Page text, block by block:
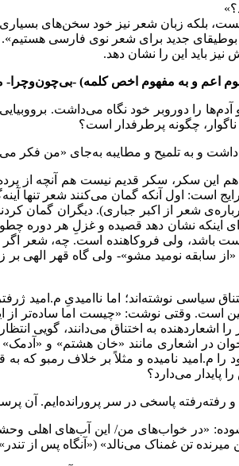
بلکه زبان شعر نیز خود سخن‌های بسیاری
جدید برای شعر نوی فارسی
باید این را نشان دهد.
اعم و به مفهوم اخص کلمه) -
را دوروبر خود نگاه می‌داشت.
ناگوار، چگونه پرطرفدار است؟
و به تلمیح و مطایبه به‌جای «من فکر
هم این سکر، سکر قدیم نیست هم آنچه از
است: اول آنکه گمان می‌کنند شعر تنها
شعر از اکبر جباری). دیگران گمان
اینکه نشان دهد قصیده و غزلِ هر دوره
باشد، ولی فروکاهنده است. چه، شعر
نومید مشو»- ولی گاه قهر الهی بر
سیاسی نوشته‌اند؛ اما ناامیدیِ م.امید
است. وقتی نوشت: «چیست اما ساده‌تر از
اشعاردهنده به اختناق می‌دانند، گویی
در اشعاری مانند «خان هشتم» و
را م.امید نامیده و مثلاً بر خلاف رمبو
می‌دارد؟
رفته‌رفته پاسخی در سر پرورانده‌ایم. آن
«در خواب‌های من/ این آب‌های اهلی
تن غمناک می‌نالد» («آنگاه پس از